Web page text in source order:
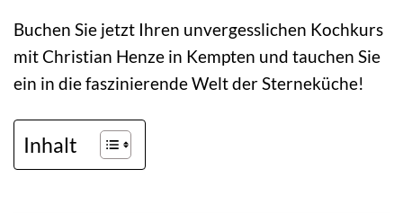
Buchen Sie jetzt Ihren unvergesslichen Kochkurs
mit Christian Henze in Kempten und tauchen Sie
ein in die faszinierende Welt der Sterneküche!
Inhalt